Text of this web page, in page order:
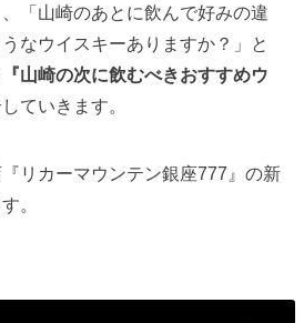
「山崎のあとに飲んで好みの違
なウイスキーありますか？」と
『山崎の次に飲むべきおすすめウ
ていきます。
リカーマウンテン銀座777』の新
。